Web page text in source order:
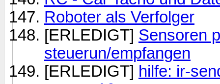
Roboter als Verfolger
[ERLEDIGT] Sensoren
steuerun/empfangen
[ERLEDIGT] hilfe: ir-